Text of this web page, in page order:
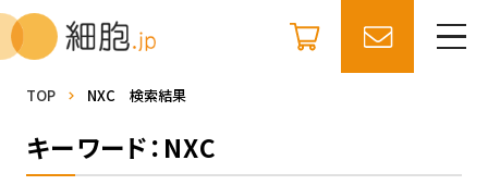
TOP NXC 検索結果
キーワード：NXC